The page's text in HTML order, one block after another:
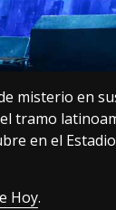
misterio en
tramo
en el
Hoy.